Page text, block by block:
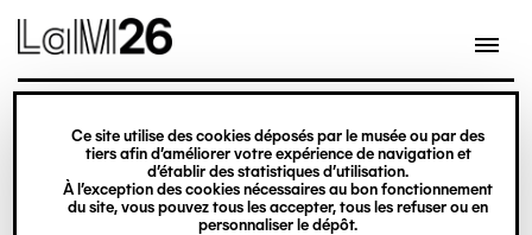
Gestion des cookies
Ce site utilise des cookies déposés par le musée ou par des
tiers afin d’améliorer votre expérience de navigation et
d’établir des statistiques d’utilisation.
À l’exception des cookies nécessaires au bon fonctionnement
du site, vous pouvez tous les accepter, tous les refuser ou en
personnaliser le dépôt.
contenu